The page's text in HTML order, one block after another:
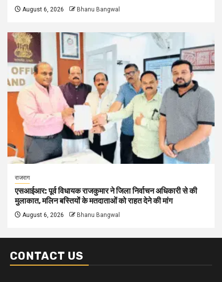
August 6, 2026 Bhanu Bangwal
राजराग
एसआईआर: पूर्व विधायक राजकुमार ने जिला निर्वाचन अधिकारी से की
मुलाकात, मलिन बस्तियों के मतदाताओं को राहत देने की मांग
August 6, 2026 Bhanu Bangwal
CONTACT US